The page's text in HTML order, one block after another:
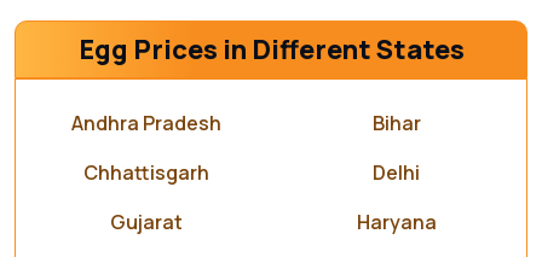
Egg Prices in Different States
Andhra Pradesh
Bihar
Chhattisgarh
Delhi
Gujarat
Haryana